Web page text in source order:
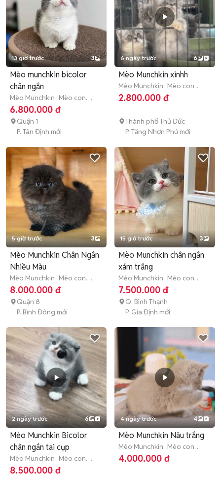
13 giờ trước 3
Mèo munchkin bicolor
chân ngắn
Mèo Munchkin Mèo con
(dưới 3 tháng tuổi)
6.800.000 đ
Quận 1
P. Tân Định mới
6 ngày trước 6
Mèo Munchkin xinhh
Mèo Munchkin Mèo con
(dưới 3 tháng tuổi)
2.800.000 đ
Thành phố Thủ Đức
P. Tăng Nhơn Phú mới
5 giờ trước 3
Mèo Munchkin Chân Ngắn
Nhiều Màu
Mèo Munchkin Mèo con
(dưới 3 tháng tuổi)
8.000.000 đ
Quận 8
P. Bình Đông mới
15 giờ trước 3
Mèo Munchkin chân ngắn
xám trắng
Mèo Munchkin Mèo con
(dưới 3 tháng tuổi)
7.500.000 đ
Q. Bình Thạnh
P. Gia Định mới
2 ngày trước 6
Mèo Munchkin Bicolor
chân ngắn tai cụp
Mèo Munchkin Mèo con
(dưới 3 tháng tuổi)
8.500.000 đ
4 ngày trước 4
Mèo Munchkin Nâu trắng
Mèo Munchkin Mèo con
(dưới 3 tháng tuổi)
4.000.000 đ